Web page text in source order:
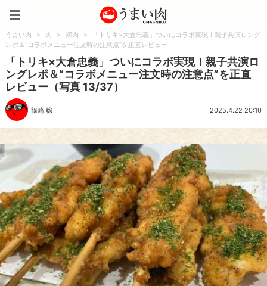
うまい肉 > 肉 > 鶏肉 >
「トリキ×大倉忠義」ついにコラボ実現！親子共演ロング
レポ＆“コラボメニュー注文時の注意点”を正直レビュー
「トリキ×大倉忠義」ついにコラボ実現！親子共演ロ
ングレポ＆“コラボメニュー注文時の注意点”を正直
レビュー（写真 13/37）
篠崎 聡 2025.4.22 20:10